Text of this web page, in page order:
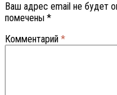
Ваш адрес email не будет
помечены *
Комментарий *